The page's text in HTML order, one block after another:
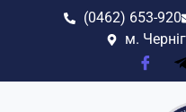
(0462) 653-920
м.